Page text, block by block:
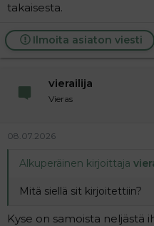
takaisesta.
Ilmoita asiaton viesti
vierailija
Vieras
08.07.2026
Alkuperäinen kirjoittaja
Mitä siellä sit kirjoitettiin?
Kyse on samoista neljästä